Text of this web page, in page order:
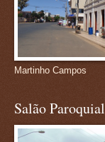
Martinho Campos
Salão Paroquial